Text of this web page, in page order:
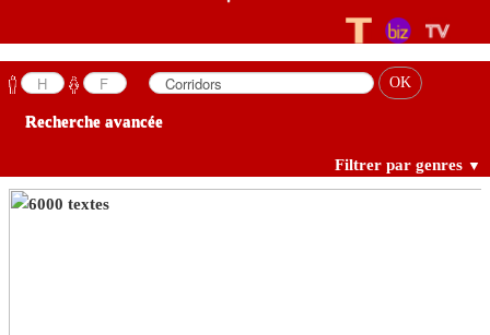
LES ANNONCES
Recherche avancée
Filtrer par genres ▼